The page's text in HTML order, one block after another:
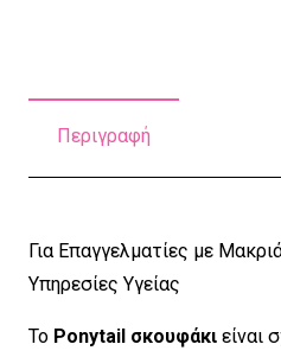
Περιγραφή
Για Επαγγελματίες με
Υπηρεσίες Υγείας
Το Ponytail σκουφάκι είναι